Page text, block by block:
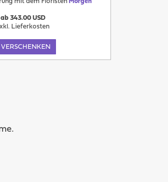
mit dem Floristen Morgen
ab 343.00 USD
Lieferkosten
VERSCHENKEN